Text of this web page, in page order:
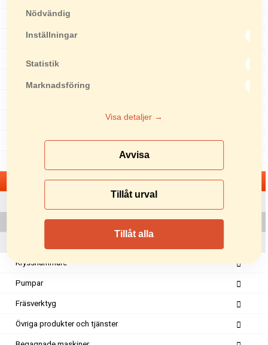
Nödvändig
Inställningar
Statistik
Marknadsföring
Visa detaljer →
Avvisa
Tillåt urval
Tillåt alla
Stensågar
Markvibratorer
Rullvibratorer
Skottkärror
Mejselhammare
MH 23 K
Krysshammare
Pumpar
Fräsverktyg
Övriga produkter och tjänster